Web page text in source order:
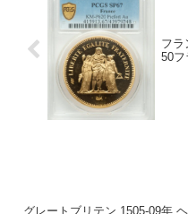
フラ
50
グレートブリテン 1505-09年